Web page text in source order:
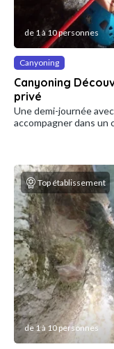
de 1 à 10 personnes
Canyoning
Canyoning
privé
Une demi-journée
accompagner dans un
Top établissement
de 1 à 10 personnes